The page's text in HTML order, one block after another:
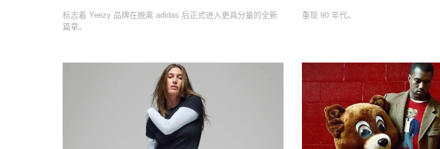
标志着 Yeezy 品牌在脱离 adidas 后正式进入更具分量的全新
篇章。
重现 90 年代。